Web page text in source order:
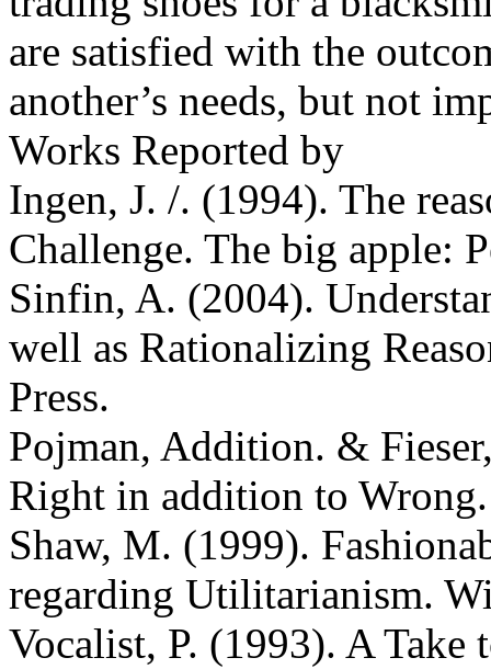
are satisfied with the
another’s needs, but not
Works Reported by
Ingen, J. /. (1994). The
Challenge. The big apple:
Sinfin, A. (2004).
well as Rationalizing
Press.
Pojman, Addition. &
Right in addition to
Shaw, M. (1999).
regarding Utilitarianism.
Vocalist, P. (1993). A